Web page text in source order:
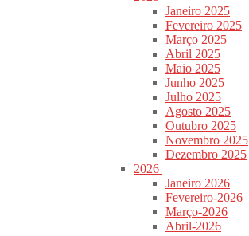
Janeiro 2025
Fevereiro 2025
Março 2025
Abril 2025
Maio 2025
Junho 2025
Julho 2025
Agosto 2025
Outubro 2025
Novembro 2025
Dezembro 2025
2026
Janeiro 2026
Fevereiro-2026
Março-2026
Abril-2026